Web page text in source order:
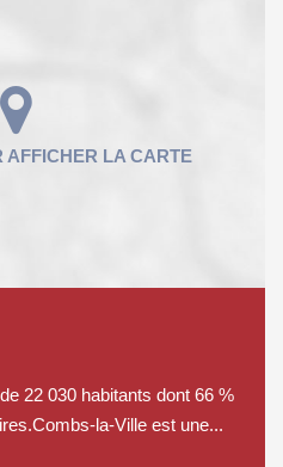
22 030 habitants dont 66 %
la-Ville est une...